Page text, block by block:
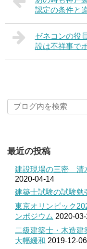
認定の条件と
ゼネコンの役
設は不祥事で
最近の投稿
建設現場の三密 清
2020-04-14
建築士試験の試験勉
東京オリンピック
ンポジウム 2020-
二級建築士・木造
大幅緩和 2019-12-06